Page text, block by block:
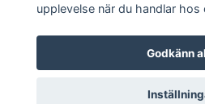
© Copyright
upplevelse när du handlar hos
Godkänn